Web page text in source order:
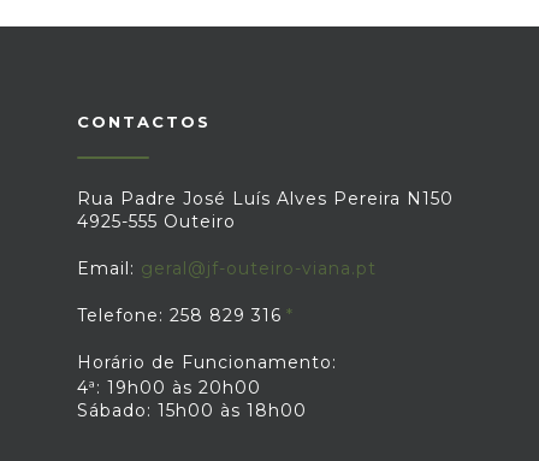
incluindo ENI, com projetos turísticos
Continental e Regiões
Qualificação da Oferta 2022 /
https://www.portaldosincentivos.pt/index.php/29-
noticias/noticias-centro/738-linha-de-
candidaturas-abertas
CONTACTOS
Rua Padre José Luís Alves Pereira N150
4925-555 Outeiro
Email: geral@jf-outeiro-viana.pt
Telefone: 258 829 316
Horário de Funcionamento:
4ª: 19h00 às 20h00
Sábado: 15h00 às 18h00